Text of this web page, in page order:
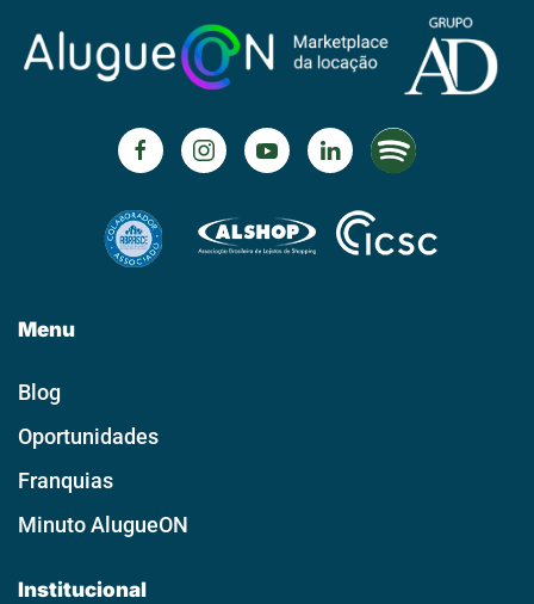
Menu
Blog
Oportunidades
Franquias
Minuto AlugueON
Institucional